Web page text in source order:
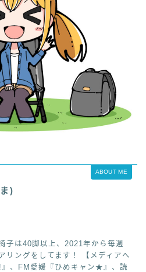
ABOUT ME
)
子は40脚以上、2021年から毎週
リングをしてます！ 【メディアへ
、FM愛媛『ひめキャン★』、読